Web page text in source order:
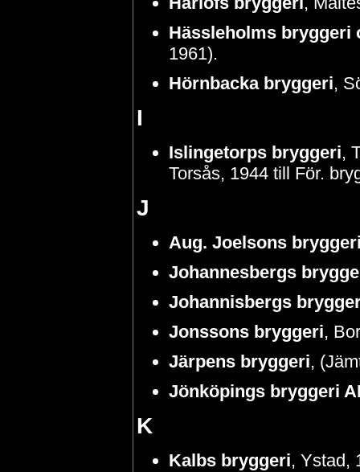
Hässleholms bryggeri
1961).
Hörnbacka bryggeri,
I
Islingetorps bryggeri,
Torsås, 1944 till För.
J
Aug. Joelsons
Johannesbergs
Johannisbergs
Jonssons bryggeri,
Järpens bryggeri,
Jönköpings bryggeri
K
Kalbs bryggeri, Ystad,